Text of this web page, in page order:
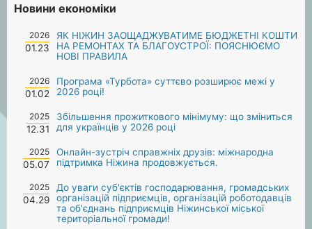
Новини економіки
2026
01.23
ЯК НІЖИН ЗАОЩАДЖУВАТИМЕ БЮДЖЕТНІ КОШТИ
НА РЕМОНТАХ ТА БЛАГОУСТРОЇ: ПОЯСНЮЄМО
НОВІ ПРАВИЛА
2026
01.02
Програма «Турбота» суттєво розширює межі у
2026 році!
2025
12.31
Збільшення прожиткового мінімуму: що зміниться
для українців у 2026 році
2025
05.07
Онлайн-зустріч справжніх друзів: міжнародна
підтримка Ніжина продовжується.
2025
04.29
До уваги суб'єктів господарювання, громадських
організацій підприємців, організацій роботодавців
та об'єднань підприємців Ніжинської міської
територіальної громади!